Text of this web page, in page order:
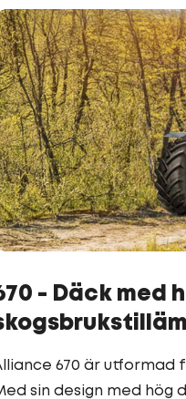
- Däck med
670 är utformad
sin design med hög